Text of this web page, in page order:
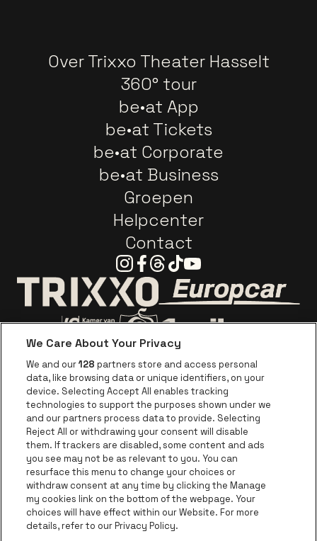
Over Trixxo Theater Hasselt
360° tour
be•at App
be•at Tickets
be•at Corporate
be•at Business
Groepen
Helpcenter
Contact
Instagram
Facebook
Threads
TiktokYoutube
Ga naar de website van Trixxo
Ga naar de website van Voka Limburg
Ga naar de website
Ga naar de website van Coca-Cola
Ga naar de website van
Ga naar de
Ga naar de website van Champagne
Ga naar de website
Ga naar de website van Het logo
Ga naar de
Ga naar de website van Holiday Inn
Ga naar de website
Ga naar de
Trixxo Theater Hasselt is een deel van be•at
Trixxo Theater Hasselt
We Care About Your Privacy
We and our128 partners store and access personal
data, like browsing data or unique identifiers, on your
device. Selecting Accept All enables tracking
technologies to support the purposes shown under we
and our partners process data to provide. Selecting
Reject All or withdrawing your consent will disable
them. If trackers are disabled, some content and ads
you see may not be as relevant to you. You can
resurface this menu to change your choices or
withdraw consent at any time by clicking the Manage
my cookies link on the bottom of the webpage. Your
choices will have effect within our Website. For more
details, refer to our Privacy Policy.